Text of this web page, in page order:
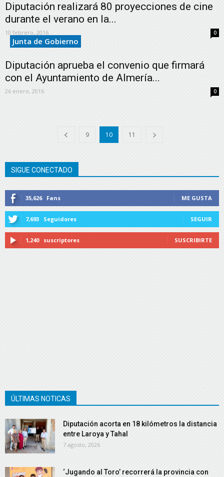
Diputación realizará 80 proyecciones de cine
durante el verano en la...
10 febrero, 2016 0
Junta de Gobierno
Diputación aprueba el convenio que firmará
con el Ayuntamiento de Almería...
26 enero, 2016 0
9 10 11
SIGUE CONECTADO
35,626 Fans ME GUSTA
7,693 Seguidores SEGUIR
1,240 suscriptores SUSCRIBIRTE
ÚLTIMAS NOTICAS
Diputación acorta en 18 kilómetros la distancia
entre Laroya y Tahal
7 agosto, 2026
‘Jugando al Toro’ recorrerá la provincia con